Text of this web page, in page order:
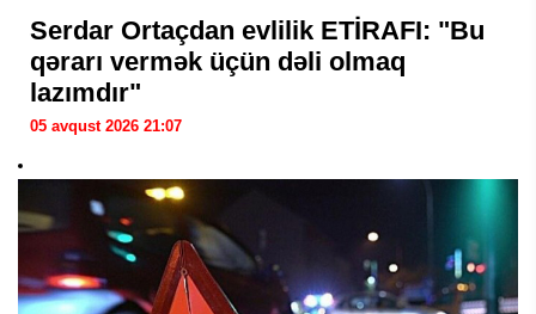
Serdar Ortaçdan evlilik ETİRAFI: "Bu
qərarı vermək üçün dəli olmaq
lazımdır"
05 avqust 2026 21:07